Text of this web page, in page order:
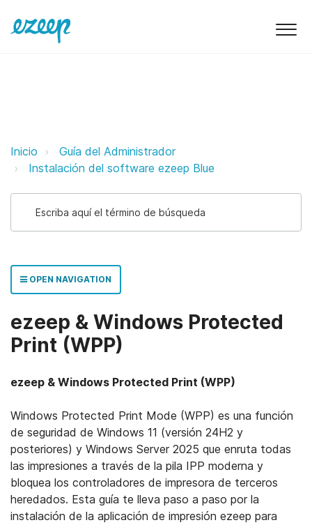
ezeep & Windows Protected
Inicio
Guía del Administrador
Instalación del software ezeep Blue
OPEN NAVIGATION
ezeep & Windows Protected
Print (WPP)
ezeep & Windows Protected Print (WPP)
Windows Protected Print Mode (WPP) es una función
de seguridad de Windows 11 (versión 24H2 y
posteriores) y Windows Server 2025 que enruta todas
las impresiones a través de la pila IPP moderna y
bloquea los controladores de impresora de terceros
heredados. Esta guía te lleva paso a paso por la
instalación de la aplicación de impresión ezeep para